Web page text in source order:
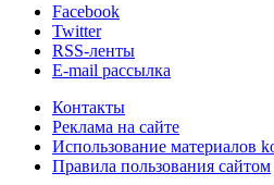
Facebook
Twitter
RSS-ленты
E-mail рассылка
Контакты
Реклама на сайте
Использование материалов
Правила пользования сайтом